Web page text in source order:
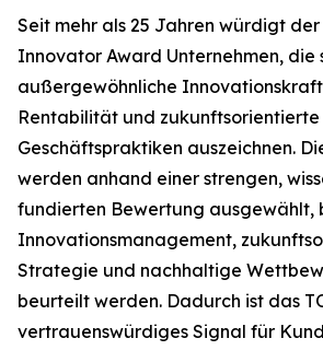
Seit mehr als 25 Jahren würdigt der
Innovator Award Unternehmen, die
außergewöhnliche
Rentabilität und zukunftsorientierte
Geschäftspraktiken auszeichnen.
werden anhand einer strengen,
fundierten Bewertung ausgewählt,
Innovationsmanagement,
Strategie und nachhaltige
beurteilt werden. Dadurch ist das
vertrauenswürdiges Signal für